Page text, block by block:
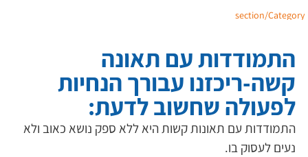
התמודדות עם תאונות קשות היא ללא ספק נושא כאוב ולא
נעים לעסוק בו.
התמודדות עם תאונה
קשה-ריכזנו עבורך הנחיות
לפעולה שחשוב לדעת:
section/Category